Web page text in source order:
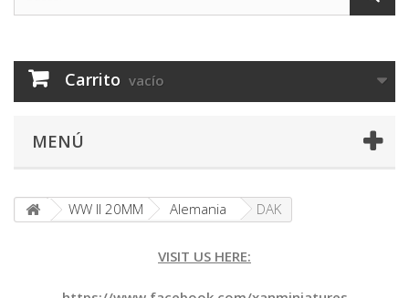
Carrito vacío
MENÚ
WW II 20MM Alemania DAK
VISIT US HERE: